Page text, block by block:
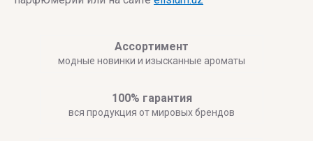
Ассортимент
модные новинки и изысканные ароматы
100% гарантия
вся продукция от мировых брендов